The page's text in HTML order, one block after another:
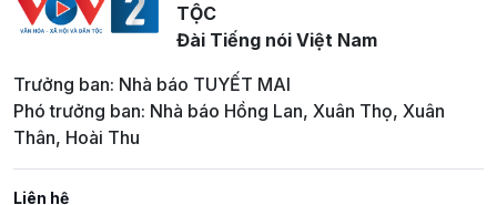
TỘC
Đài Tiếng nói Việt Nam
Trưởng ban: Nhà báo TUYẾT MAI
Phó trưởng ban: Nhà báo Hồng Lan, Xuân Thọ, Xuân
Thân, Hoài Thu
Liên hệ